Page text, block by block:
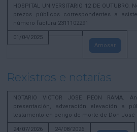
HOSPITAL UNIVERSITARIO 12 DE
prezos públicos correspondentes a
número factura 2311102291
01/04/2025
Amosar
Rexistros e notarías
NOTARIO VICTOR JOSE PEON
presentación, adveración elevación a
testamento en perigo de morte de Don José-
24/07/2026
24/08/2026